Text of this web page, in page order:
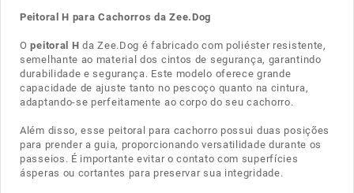
Peitoral H para Cachorros da Zee.Dog
Opeitoral H da Zee.Dog é fabricado com poliéster resistente,
semelhante ao material dos cintos de segurança, garantindo
durabilidade e segurança. Este modelo oferece grande
capacidade de ajuste tanto no pescoço quanto na cintura,
adaptando-se perfeitamente ao corpo do seu cachorro.
Além disso, esse peitoral para cachorro possui duas posições
para prender a guia, proporcionando versatilidade durante os
passeios. É importante evitar o contato com superfícies
ásperas ou cortantes para preservar sua integridade.